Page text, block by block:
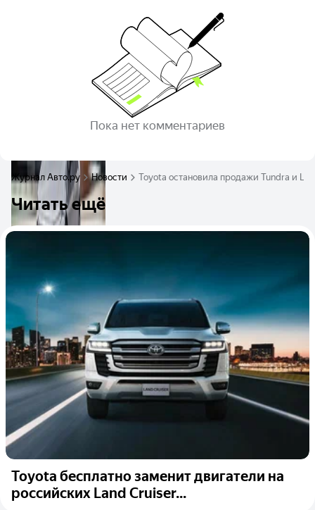
Пока нет комментариев
Журнал Авто.ру Новости Toyota остановила продажи Tundra и
Читать ещё
Toyota бесплатно заменит двигатели на
российских Land Cruiser...